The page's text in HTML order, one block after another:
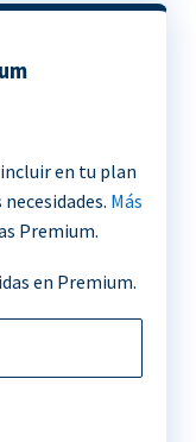
en tu plan
Más
Premium.
en Premium.